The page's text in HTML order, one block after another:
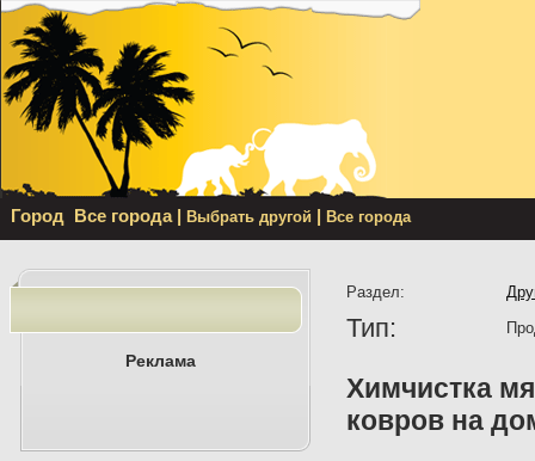
Город Все города | Выбрать другой | Все города
Реклама
Раздел:
Тип:
Химчистка
ковров на